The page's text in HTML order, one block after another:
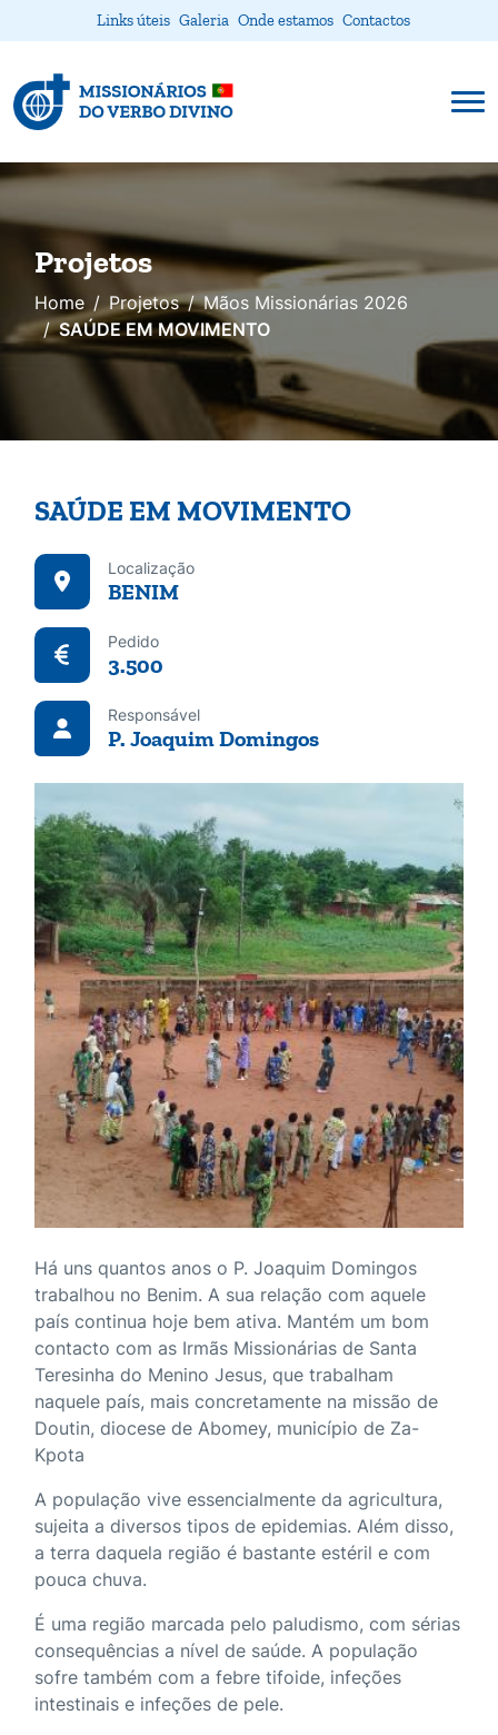
Links úteis Galeria Onde estamos Contactos
Projetos
Home Projetos
Mãos Missionárias 2026
SAÚDE EM MOVIMENTO
SAÚDE EM MOVIMENTO
Localização
BENIM
Pedido
3.500
Responsável
P. Joaquim Domingos
Há uns quantos anos o P. Joaquim Domingos
trabalhou no Benim. A sua relação com aquele
país continua hoje bem ativa. Mantém um bom
contacto com as Irmãs Missionárias de Santa
Teresinha do Menino Jesus, que trabalham
naquele país, mais concretamente na missão de
Doutin, diocese de Abomey, município de Za-
Kpota
A população vive essencialmente da agricultura,
sujeita a diversos tipos de epidemias. Além disso,
a terra daquela região é bastante estéril e com
pouca chuva.
É uma região marcada pelo paludismo, com sérias
consequências a nível de saúde. A população
sofre também com a febre tifoide, infeções
intestinais e infeções de pele.